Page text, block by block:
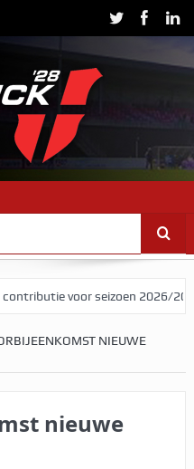
voor seizoen 2026/2027
NIEUWE
nieuwe